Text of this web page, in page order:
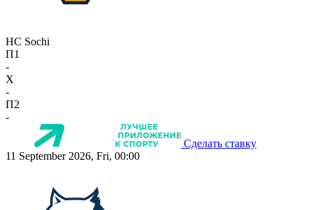
HC Sochi
П1
-
X
-
П2
-
Сделать ставку
11 September 2026, Fri, 00:00